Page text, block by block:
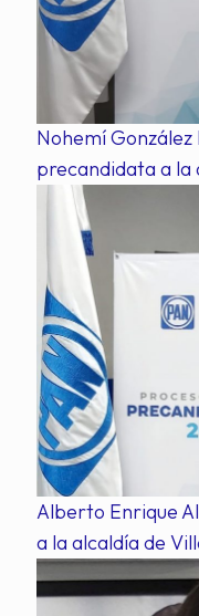
Nohemí
precandidata a la
Alberto Enrique
a la alcaldía de